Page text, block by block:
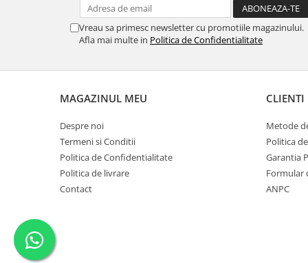
Vreau sa primesc newsletter cu promotiile magazinului.
Afla mai multe in Politica de Confidentialitate
MAGAZINUL MEU
Despre noi
Termeni si Conditii
Politica de Confidentialitate
Politica de livrare
Contact
CLIENTI
Metode
Politica
Garantia
Formular
ANPC